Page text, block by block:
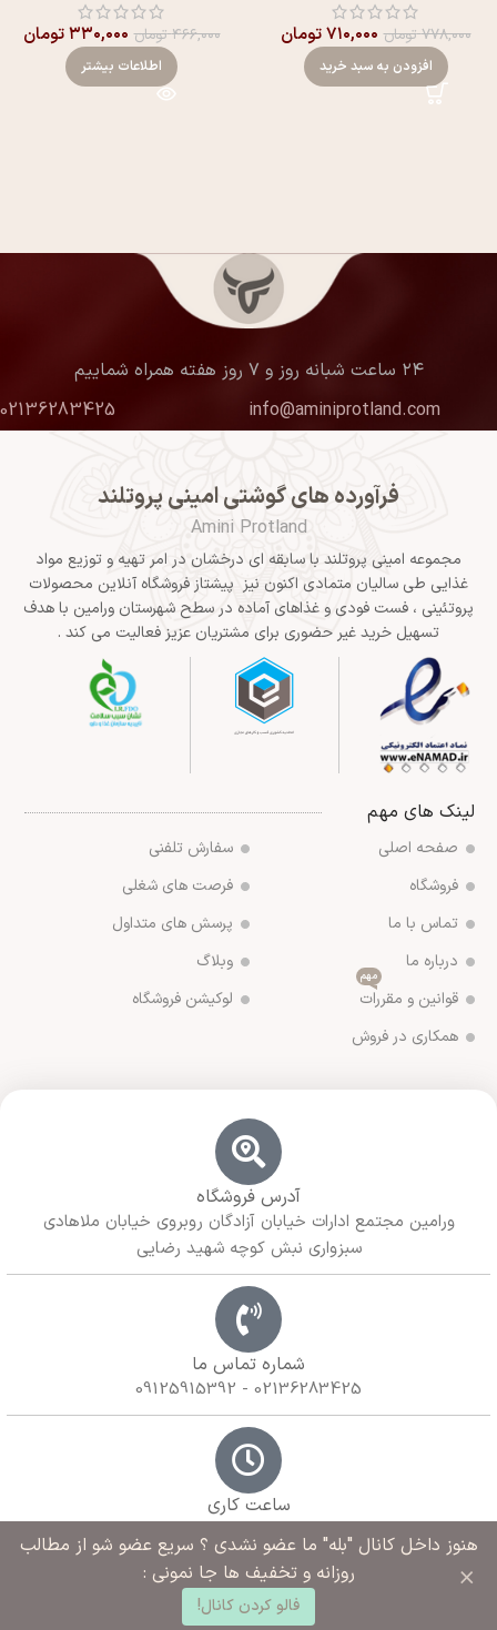
۷۷۸,۰۰۰تومان ۷۱۰,۰۰۰تومان
افزودن به سبد خرید
۴۶۶,۰۰۰تومان ۳۳۰,۰۰۰تومان
اطلاعات بیشتر
۲۴ ساعت شبانه روز و ۷ روز هفته همراه شماییم
info@aminiprotland.com
02136283425
فرآورده های گوشتی امینی پروتلند
Amini Protland
مجموعه امینی پروتلند با سابقه ای درخشان در امر تهیه و توزیع مواد
غذایی طی سالیان متمادی اکنون نیز پیشتاز فروشگاه آنلاین محصولات
پروتئینی ، فست فودی و غذاهای آماده در سطح شهرستان ورامین با هدف
تسهیل خرید غیر حضوری برای مشتریان عزیز فعالیت می کند .
لینک های مهم
صفحه اصلی
فروشگاه
تماس با ما
درباره ما
قوانین و مقررات
مهم
همکاری در فروش
سفارش تلفنی
فرصت های شغلی
پرسش های متداول
وبلاگ
لوکیشن فروشگاه
آدرس فروشگاه
ورامین مجتمع ادارات خیابان آزادگان روبروی خیابان ملاهادی
سبزواری نبش کوچه شهید رضایی
شماره تماس ما
02136283425 - 09125915392
ساعت کاری
9 صبح تا 10 شب
هنوز داخل کانال "بله" ما عضو نشدی ؟ سریع عضو شو از مطالب
روزانه و تخفیف ها جا نمونی :
فالو کردن کانال!
×